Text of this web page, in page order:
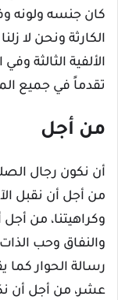
كان جنسه ولونه
الكارثة ونحن لا
الألفية الثالثة
تقدماً في جميع
من أجل
أن نكون رجال
من أجل أن نقبل
وكراهيتنا، من
والنفاق وحب
رسالة الحوار
عشر، من أجل أن